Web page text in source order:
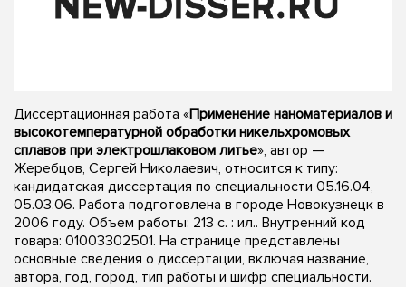
Диссертационная работа «Применение наноматериалов и
высокотемпературной обработки никельхромовых
сплавов при электрошлаковом литье», автор —
Жеребцов, Сергей Николаевич, относится к типу:
кандидатская диссертация по специальности 05.16.04,
05.03.06. Работа подготовлена в городе Новокузнецк в
2006 году. Объем работы: 213 с. : ил.. Внутренний код
товара: 01003302501. На странице представлены
основные сведения о диссертации, включая название,
автора, год, город, тип работы и шифр специальности.